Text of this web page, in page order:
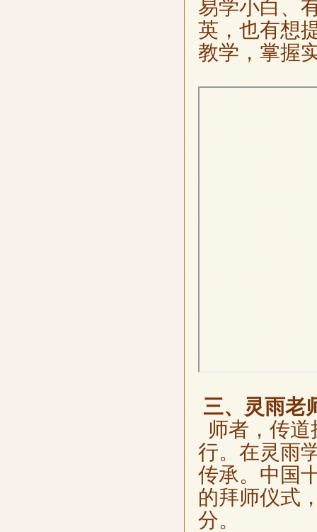
易学小白、
英，也有想
教学，掌握
三、灵雨老
师者，传
行。在灵雨
传承。中国
的拜师仪式
分。